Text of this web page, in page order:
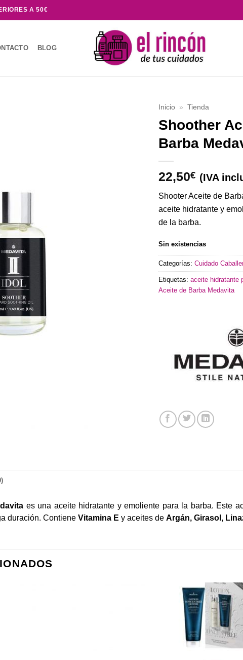
A 50€
BLOG
Inicio » Tienda
Shoother
Barba
22,50€ (IVA
Shooter Aceite de
aceite hidratante y
de la barba.
Sin existencias
Categorías: Cuidado
Etiquetas: aceite hidratante
Aceite de Barba Medavita
es una aceite hidratante y emoliente para la barba. Este
duración. Contiene Vitamina E y aceites de Argán, Girasol,